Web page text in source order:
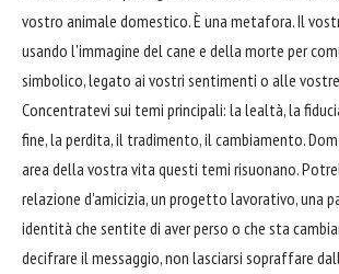
vostro animale domestico. È una metafora. Il
usando l'immagine del cane e della morte per
simbolico, legato ai vostri sentimenti o alle
Concentratevi sui temi principali: la lealtà, la
fine, la perdita, il tradimento, il cambiamento.
area della vostra vita questi temi risuonano.
relazione d'amicizia, un progetto lavorativo, una
identità che sentite di aver perso o che sta
decifrare il messaggio, non lasciarsi sopraffare